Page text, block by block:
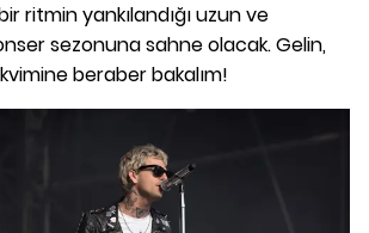
ritmin yankılandığı uzun ve
sezonuna sahne olacak. Gelin,
beraber bakalım!